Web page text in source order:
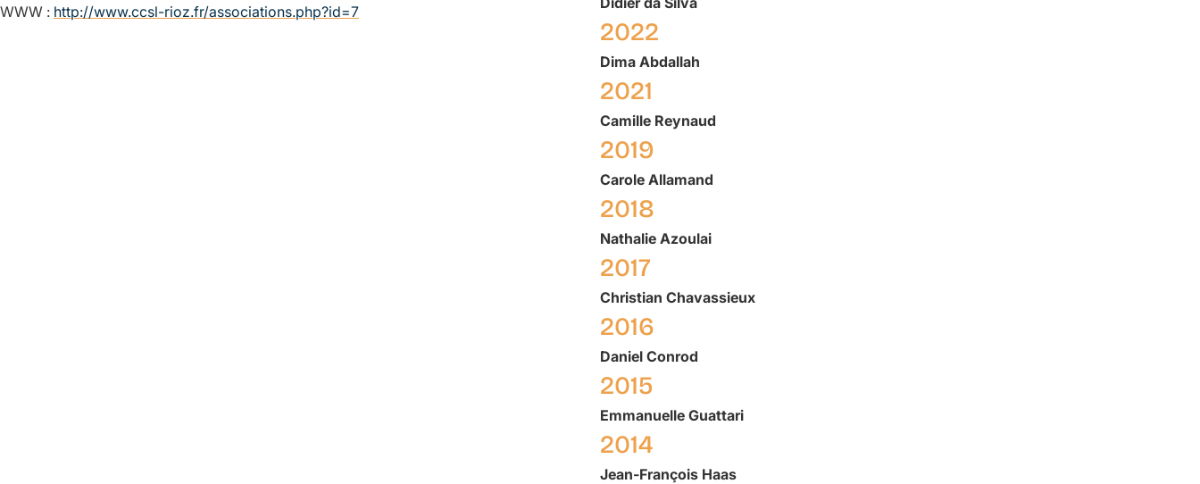
WWW : http://www.ccsl-rioz.fr/associations.php?id=7
2022
Dima Abdallah
2021
Camille Reynaud
2019
Carole Allamand
2018
Nathalie Azoulai
2017
Christian Chavassieux
2016
Daniel Conrod
2015
Emmanuelle Guattari
2014
Jean-François Haas